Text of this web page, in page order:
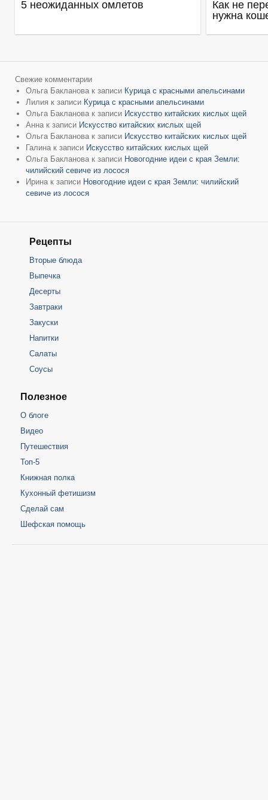
5 неожиданных омлетов
Как не
нужна
Свежие комментарии
Ольга Бакланова к записи Курица с красными апельсинами
Лилия к записи Курица с красными апельсинами
Ольга Бакланова к записи Искусство китайских кислых щей
Анна к записи Искусство китайских кислых щей
Ольга Бакланова к записи Искусство китайских кислых щей
Галина к записи Искусство китайских кислых щей
Ольга Бакланова к записи Новогодние идеи с края Земли:
чилийский севиче из лосося
Ирина к записи Новогодние идеи с края Земли: чилийский
севиче из лосося
Рецепты
Вторые блюда
Выпечка
Десерты
Завтраки
Закуски
Напитки
Салаты
Соусы
Полезное
О блоге
Видео
Путешествия
Топ-5
Книжная полка
Кухонный фетишизм
Сделай сам
Шефская помощь